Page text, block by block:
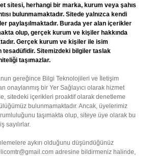
sitesi, herhangi bir marka, kurum veya şahıs
bulunmamaktadır. Sitede yalnızca kendi
paylaşılmaktadır. Burada yer alan içerikler
olup, gerçek kurum ve kişiler hakkında
Gerçek kurum ve kişiler ile isim
tesadüfidir. Sitemizdeki bilgiler taslak
taşımazlar.
gereğince Bilgi Teknolojileri ve İletişim
onaylanmış bir Yer Sağlayıcı olarak hizmet
sitedeki içerikleri proaktif olarak denetleme
bulunmamaktadır. Ancak, üyelerimiz
taşımakta olup, siteye üye olarak bu
sayılırlar.
aykırı olduğunu düşündüğünüz
adresine bildirmeniz halinde,